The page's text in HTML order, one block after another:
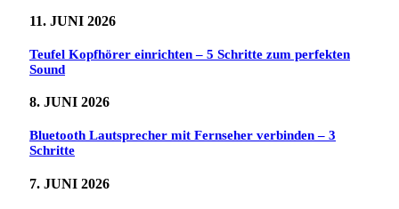
11. JUNI 2026
Teufel Kopfhörer einrichten – 5 Schritte zum perfekten
Sound
8. JUNI 2026
Bluetooth Lautsprecher mit Fernseher verbinden – 3
Schritte
7. JUNI 2026